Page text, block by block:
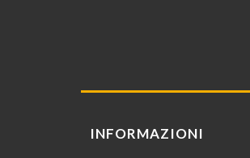
INFORMAZIONI